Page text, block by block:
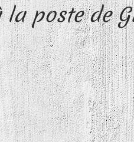
poste de